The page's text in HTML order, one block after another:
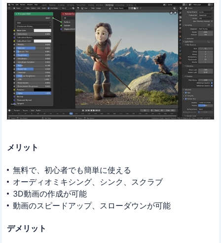
メリット
無料で、初心者でも簡単に使える
オーディオミキシング、シンク、スクラブ
3D動画の作成が可能
動画のスピードアップ、スローダウンが可能
デメリット